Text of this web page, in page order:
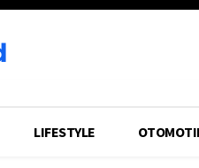
LIFESTYLE